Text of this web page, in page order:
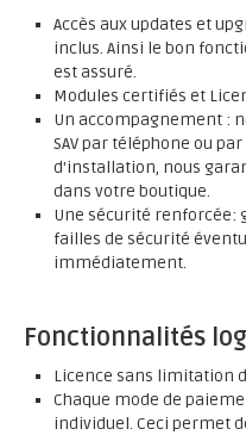
Accès aux updates et
inclus. Ainsi le bon
est assuré.
Modules certifiés et
Un accompagnement :
SAV par téléphone ou
d'installation, nous
dans votre boutique.
Une sécurité renforcée:
failles de sécurité
immédiatement.
Fonctionnalités
Licence sans limitation
Chaque mode de
individuel. Ceci permet